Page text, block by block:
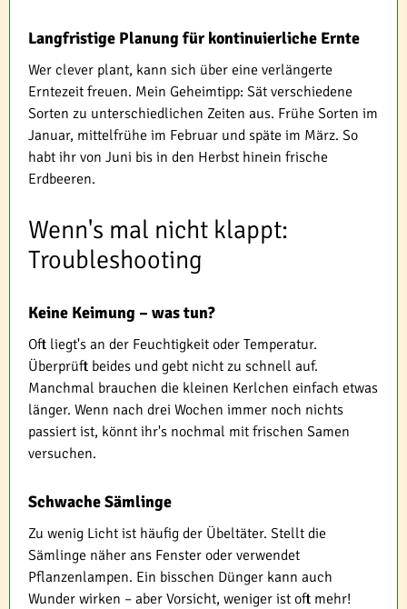
Langfristige Planung für kontinuierliche Ernte
Wer clever plant, kann sich über eine verlängerte
Erntezeit freuen. Mein Geheimtipp: Sät verschiedene
Sorten zu unterschiedlichen Zeiten aus. Frühe Sorten im
Januar, mittelfrühe im Februar und späte im März. So
habt ihr von Juni bis in den Herbst hinein frische
Erdbeeren.
Wenn's mal nicht klappt:
Troubleshooting
Keine Keimung – was tun?
Oft liegt's an der Feuchtigkeit oder Temperatur.
Überprüft beides und gebt nicht zu schnell auf.
Manchmal brauchen die kleinen Kerlchen einfach etwas
länger. Wenn nach drei Wochen immer noch nichts
passiert ist, könnt ihr's nochmal mit frischen Samen
versuchen.
Schwache Sämlinge
Zu wenig Licht ist häufig der Übeltäter. Stellt die
Sämlinge näher ans Fenster oder verwendet
Pflanzenlampen. Ein bisschen Dünger kann auch
Wunder wirken – aber Vorsicht, weniger ist oft mehr!